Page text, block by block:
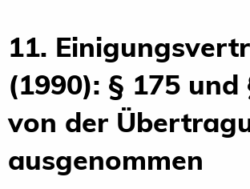
11.
(1990): § 175 und
von der
ausgenommen